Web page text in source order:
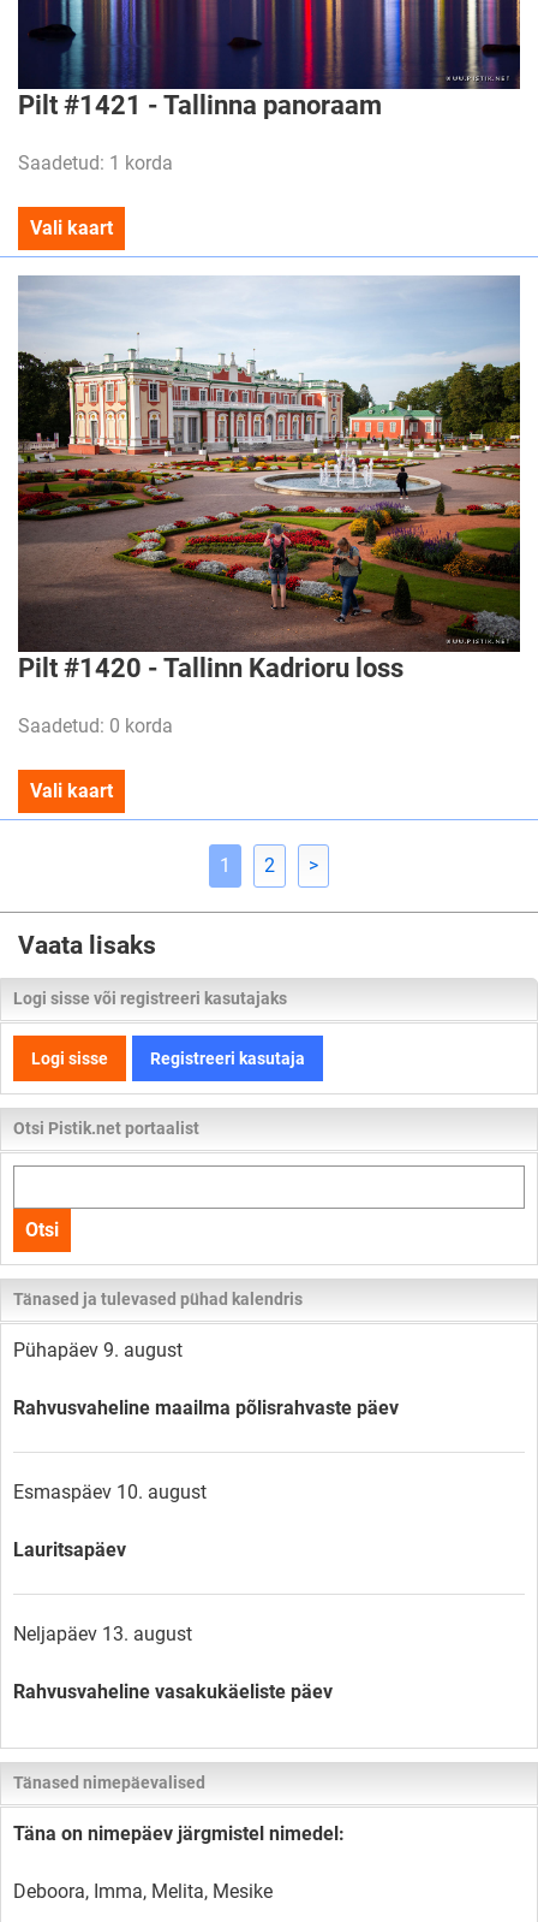
Pilt #1421 - Tallinna panoraam
Saadetud: 1 korda
Vali kaart
Pilt #1420 - Tallinn Kadrioru loss
Saadetud: 0 korda
Vali kaart
1 2 >
Vaata lisaks
Logi sisse või registreeri kasutajaks
Logi sisse Registreeri kasutaja
Otsi Pistik.net portaalist
kogu
lehelt
Otsi
Tänased ja tulevased pühad kalendris
Pühapäev 9. august
Rahvusvaheline maailma põlisrahvaste päev
Esmaspäev 10. august
Lauritsapäev
Neljapäev 13. august
Rahvusvaheline vasakukäeliste päev
Tänased nimepäevalised
Täna on nimepäev järgmistel nimedel:
Deboora, Imma, Melita, Mesike